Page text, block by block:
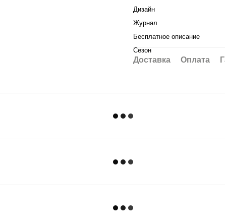
Дизайн
Журнал
Бесплатное описание
Сезон
Доставка Оплата